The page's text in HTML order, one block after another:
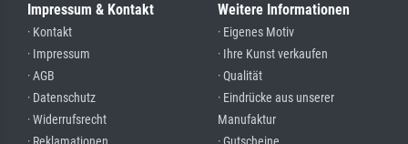
Impressum & Kontakt
· Kontakt
· Impressum
· AGB
· Datenschutz
· Widerrufsrecht
Weitere Informationen
· Eigenes Motiv
· Ihre Kunst verkaufen
· Qualität
· Eindrücke aus unserer
Manufaktur